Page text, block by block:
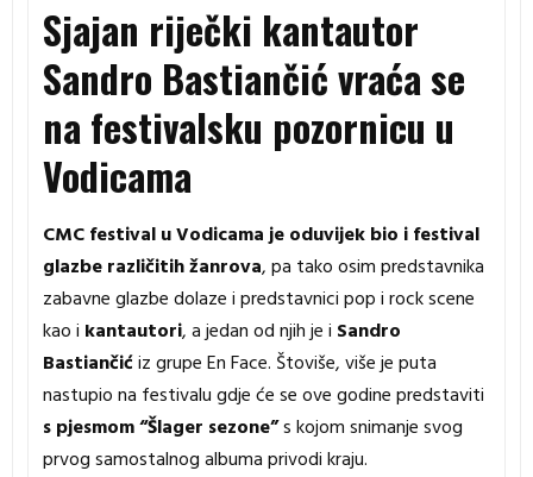
Sjajan riječki kantautor
Sandro Bastiančić vraća se
na festivalsku pozornicu u
Vodicama
CMC festival u Vodicama je oduvijek bio i festival
glazbe različitih žanrova, pa tako osim predstavnika
zabavne glazbe dolaze i predstavnici pop i rock scene
kao i kantautori, a jedan od njih je i Sandro
Bastiančićiz grupe En Face. Štoviše, više je puta
nastupio na festivalu gdje će se ove godine predstaviti
s pjesmom “Šlager sezone”s kojom snimanje svog
prvog samostalnog albuma privodi kraju.